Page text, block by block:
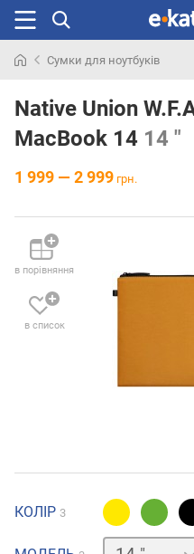
раніше
Сумки для ноутбуків
Native Union
MacBook 14 14 "
1 999 — 2 999 грн.
в порівняння
в список
КОЛІР 3
13 " 16 "